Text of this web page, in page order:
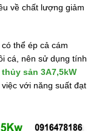
về chất lượng giảm
thể ép cả cám
cá, nên sử dụng tính
sản 3A7,5kW
với năng suất đạt